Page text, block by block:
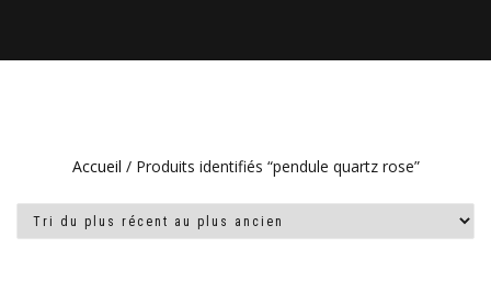
Accueil / Produits identifiés “pendule quartz rose”